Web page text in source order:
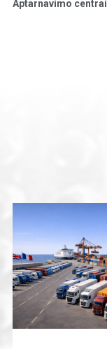
Aptarnavimo centrai